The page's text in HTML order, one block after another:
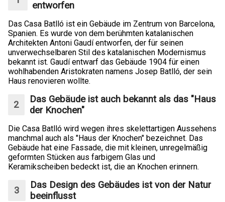
entworfen
Das Casa Batlló ist ein Gebäude im Zentrum von Barcelona,
Spanien. Es wurde von dem berühmten katalanischen
Architekten Antoni Gaudí entworfen, der für seinen
unverwechselbaren Stil des katalanischen Modernismus
bekannt ist. Gaudí entwarf das Gebäude 1904 für einen
wohlhabenden Aristokraten namens Josep Batlló, der sein
Haus renovieren wollte.
Das Gebäude ist auch bekannt als das "Haus
der Knochen"
Die Casa Batlló wird wegen ihres skelettartigen Aussehens
manchmal auch als "Haus der Knochen" bezeichnet. Das
Gebäude hat eine Fassade, die mit kleinen, unregelmäßig
geformten Stücken aus farbigem Glas und
Keramikscheiben bedeckt ist, die an Knochen erinnern.
Das Design des Gebäudes ist von der Natur
beeinflusst